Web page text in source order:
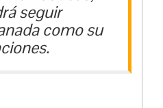
seguir
como su